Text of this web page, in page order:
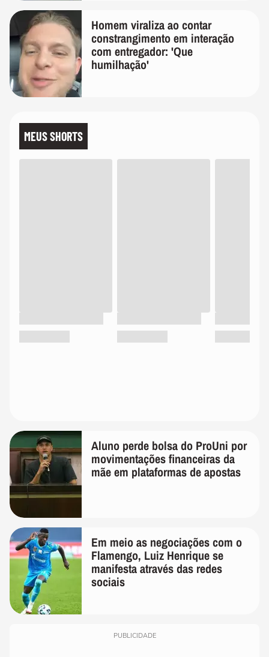
Homem viraliza ao contar
constrangimento em interação
com entregador: 'Que
humilhação'
MEUS SHORTS
Aluno perde bolsa do ProUni por
movimentações financeiras da
mãe em plataformas de apostas
Em meio as negociações com o
Flamengo, Luiz Henrique se
manifesta através das redes
sociais
PUBLICIDADE